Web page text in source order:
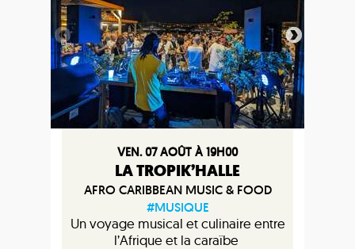
VEN. 07 AOÛT À 19H00
LA TROPIK’HALLE
AFRO CARIBBEAN MUSIC & FOOD
#MUSIQUE
Un voyage musical et culinaire entre
l’Afrique et la caraïbe